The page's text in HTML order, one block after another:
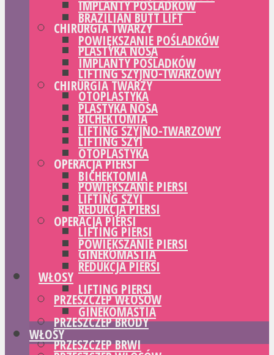
IMPLANTY POŚLADKÓW
CHIRURGIA TWARZY
PLASTYKA NOSA
LIFTING SZYJNO-TWARZOWY
OTOPLASTYKA
BICHEKTOMIA
LIFTING SZYI
OPERACJA PIERSI
POWIĘKSZANIE PIERSI
REDUKCJA PIERSI
LIFTING PIERSI
GINEKOMASTIA
WŁOSY
PRZESZCZEP WŁOSÓW
PRZESZCZEP BRODY
PRZESZCZEP BRWI
BRAZILIAN BUTT LIFT
POWIĘKSZANIE POŚLADKÓW
IMPLANTY POŚLADKÓW
CHIRURGIA TWARZY
PLASTYKA NOSA
LIFTING SZYJNO-TWARZOWY
OTOPLASTYKA
BICHEKTOMIA
LIFTING SZYI
OPERACJA PIERSI
POWIĘKSZANIE PIERSI
REDUKCJA PIERSI
LIFTING PIERSI
GINEKOMASTIA
WŁOSY